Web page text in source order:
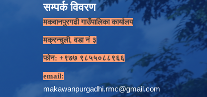
सम्पर्क विवरण
मकवानपुरगढी गाउँपालिका कार्यालय
मक्रन्चुली, वडा नं ३
फोन: +९७७ ९८५५०८८९६६
email:
makawanpurgadhi.rmc@gmail.com